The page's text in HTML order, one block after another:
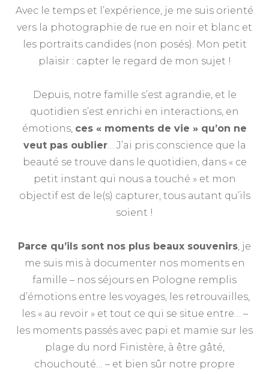
Avec le temps et l’expérience, je me suis orienté
vers la photographie de rue en noir et blanc et
les portraits candides (non posés). Mon petit
plaisir : capter le regard de mon sujet !
Depuis, notre famille s’est agrandie, et le
quotidien s’est enrichi en interactions, en
émotions, ces « moments de vie » qu’on ne
veut pas oublier… J’ai pris conscience que la
beauté se trouve dans le quotidien, dans « ce
petit instant qui nous a touché » et mon
objectif est de le(s) capturer, tous autant qu’ils
soient !
Parce qu’ils sont nos plus beaux souvenirs, je
me suis mis à documenter nos moments en
famille – nos séjours en Pologne remplis
d’émotions entre les voyages, les retrouvailles,
les « au revoir » et tout ce qui se situe entre… –
les moments passés avec papi et mamie sur les
plage du nord Finistère, à être gâté,
chouchouté… – et bien sûr notre propre